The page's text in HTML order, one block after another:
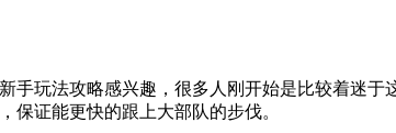
手玩法攻略感兴趣，很多人刚开始是比较着迷
保证能更快的跟上大部队的步伐。